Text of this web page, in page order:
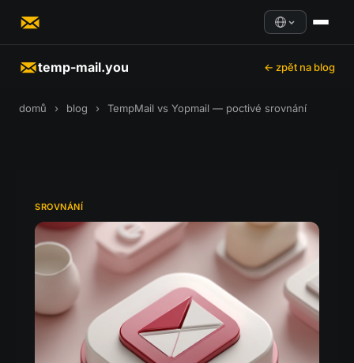
temp-mail.you ← zpět na blog
domů › blog › TempMail vs Yopmail — poctivé srovnání
SROVNÁNÍ